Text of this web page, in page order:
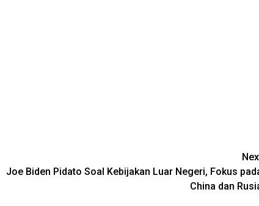
Joe Biden Pidato Soal Kebijakan Luar Negeri, Fokus
China dan